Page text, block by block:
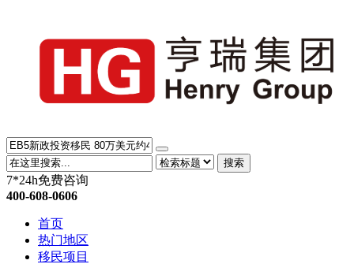
搜索
7*24h免费咨询
400-608-0606
首页
热门地区
移民项目